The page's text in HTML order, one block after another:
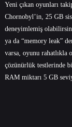
Yeni çıkan oyunları
Chornobyl’in, 25 GB
deneyimlemiş
ya da “memory leak”
varsa, oyunu
çözünürlük testlerinde
RAM miktarı 5 GB